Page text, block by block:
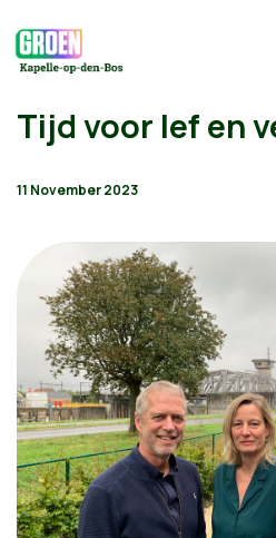
Tijd voor lef en
11 November 2023